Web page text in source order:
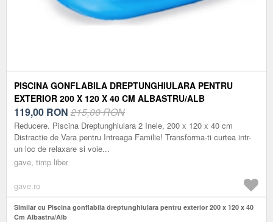
PISCINA GONFLABILA DREPTUNGHIULARA PENTRU
EXTERIOR 200 X 120 X 40 CM ALBASTRU/ALB
119,00 RON 215,00 RON
Reducere. Piscina Dreptunghiulara 2 Inele, 200 x 120 x 40 cm
Distractie de Vara pentru Intreaga Familie! Transforma-ti curtea intr-
un loc de relaxare si voie...
gave, timp liber
gave.ro
Similar cu Piscina gonflabila dreptunghiulara pentru exterior 200 x 120 x 40
Cm Albastru/Alb